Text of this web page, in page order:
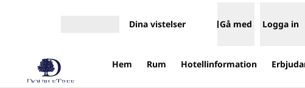
Dina vistelser Gå med Logga in
Hem Rum Hotellinformation